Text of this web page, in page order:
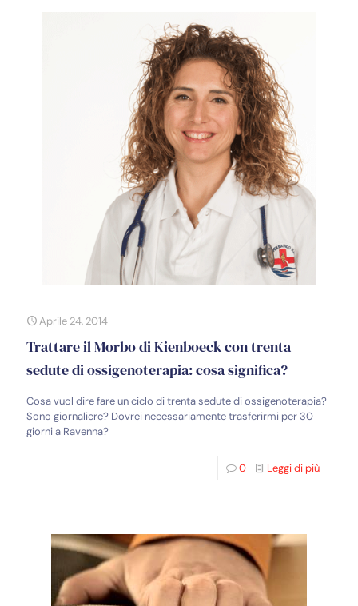
Aprile 24, 2014
Trattare il Morbo di Kienboeck con trenta
sedute di ossigenoterapia: cosa significa?
Cosa vuol dire fare un ciclo di trenta sedute di ossigenoterapia?
Sono giornaliere? Dovrei necessariamente trasferirmi per 30
giorni a Ravenna?
0 Leggi di più